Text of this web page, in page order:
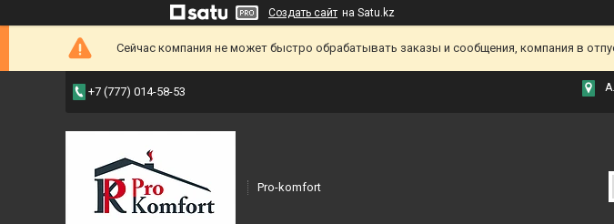
Создать сайт на Satu.kz
Сейчас компания не может быстро обрабатывать заказы и сообщения, компания в
+7 (777) 014-58-53
Pro-komfort